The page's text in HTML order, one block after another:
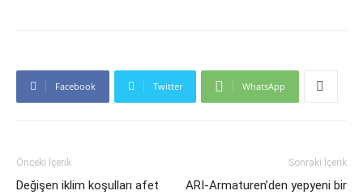
Facebook Twitter WhatsApp
Önceki İçerik
Değişen iklim koşulları afet
Sonraki İçerik
ARI-Armaturen’den yepyeni bir